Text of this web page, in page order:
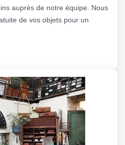
auprès de notre équipe. Nous
de vos objets pour un